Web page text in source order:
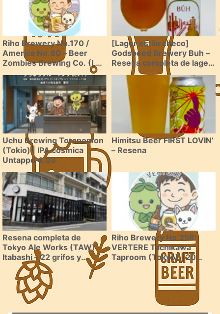
Riho Brewery No.170 /
America No.80 – Beer
Zombies Brewing Co. (Las
Vegas, NV) | Hazy IPA ultra
moderna tambien existe
en Las Vegas
[Lager estilo checo]
Godspeed Brewery Buh –
Resena completa de lager
europea
Uchu Brewing Toranomon
(Tokio) | IPA cósmica
Untappd 4.03
Himitsu Beer FIRST LOVIN’
– Resena
Resena completa de
Tokyo Ale Works (TAW)
Itabashi – 22 grifos y
hamburguesas excelentes
Riho Brewery No.258:
VERTERE Tachikawa
Taproom (Tokyo) | 20
grifos de la cerveceria de